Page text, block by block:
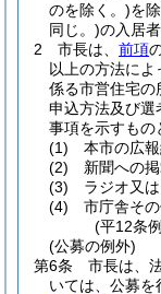
のを除く。)を
同じ。)の入居
2
市長は、 前項
以上の方法に
係る市営住宅の
申込方法及び選
事項を示すもの
(1)
本市の広
(2)
新聞への
(3)
ラジオ又
(4)
市庁舎そ
(平12条
(公募の例外)
第6条
市長は、
いては、公募